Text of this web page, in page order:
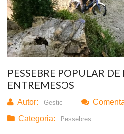
PESSEBRE POPULAR DE
ENTREMESOS
Autor: Gestio
Categoria: Pessebres